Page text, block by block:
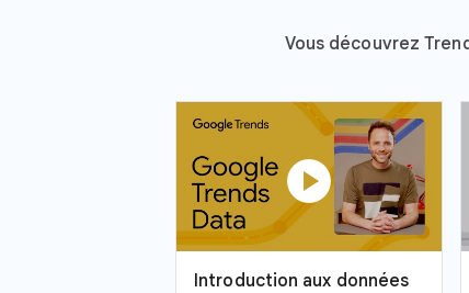
Vous découvrez
play_circle
Introduction aux données